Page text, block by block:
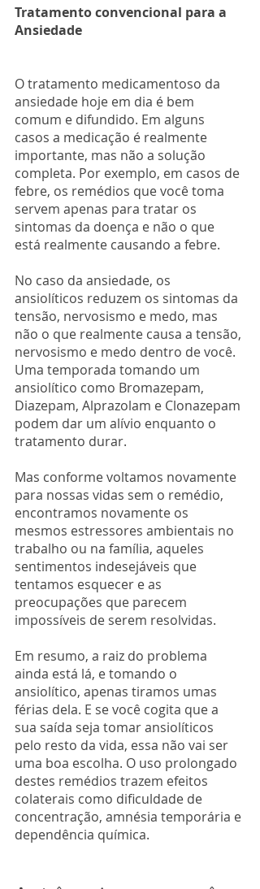
Tratamento convencional para a
Ansiedade
O tratamento medicamentoso da
ansiedade hoje em dia é bem
comum e difundido. Em alguns
casos a medicação é realmente
importante, mas não a solução
completa. Por exemplo, em casos de
febre, os remédios que você toma
servem apenas para tratar os
sintomas da doença e não o que
está realmente causando a febre.
No caso da ansiedade, os
ansiolíticos reduzem os sintomas da
tensão, nervosismo e medo, mas
não o que realmente causa a tensão,
nervosismo e medo dentro de você.
Uma temporada tomando um
ansiolítico como Bromazepam,
Diazepam, Alprazolam e Clonazepam
podem dar um alívio enquanto o
tratamento durar.
Mas conforme voltamos novamente
para nossas vidas sem o remédio,
encontramos novamente os
mesmos estressores ambientais no
trabalho ou na família, aqueles
sentimentos indesejáveis que
tentamos esquecer e as
preocupações que parecem
impossíveis de serem resolvidas.
Em resumo, a raiz do problema
ainda está lá, e tomando o
ansiolítico, apenas tiramos umas
férias dela. E se você cogita que a
sua saída seja tomar ansiolíticos
pelo resto da vida, essa não vai ser
uma boa escolha. O uso prolongado
destes remédios trazem efeitos
colaterais como dificuldade de
concentração, amnésia temporária e
dependência química.